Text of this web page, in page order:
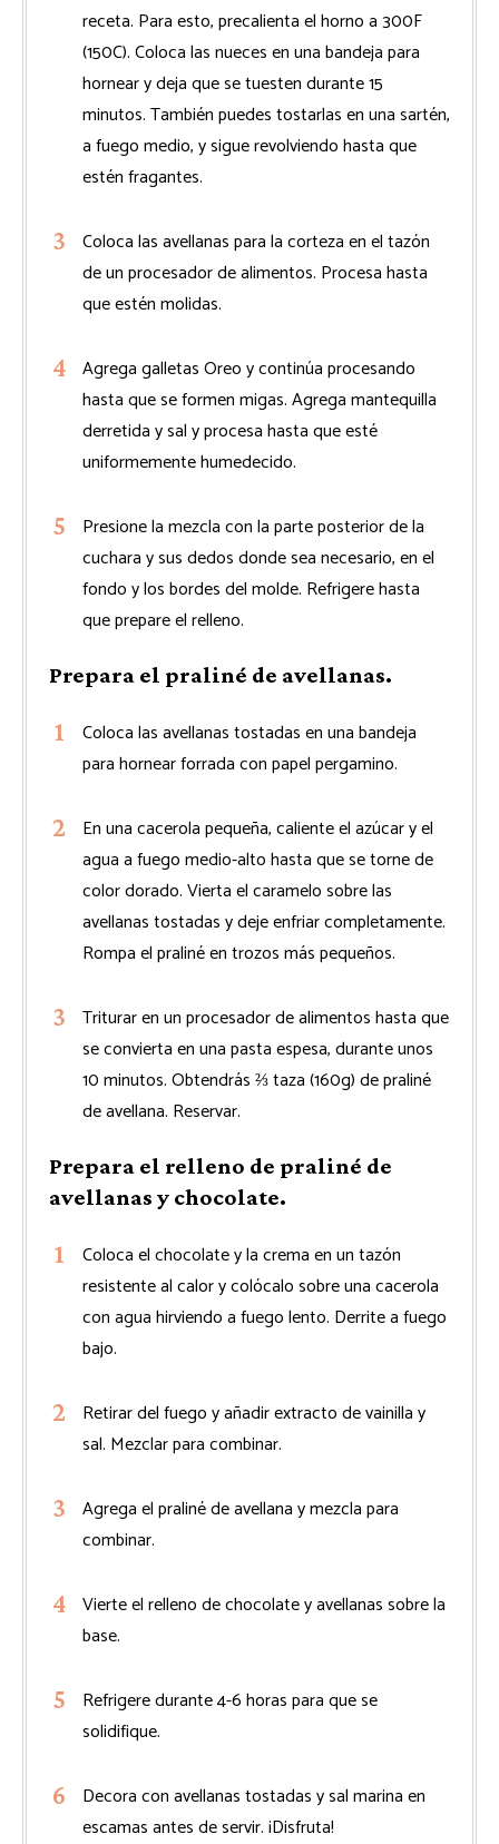
receta. Para esto, precalienta el horno a 300F
(150C). Coloca las nueces en una bandeja para
hornear y deja que se tuesten durante 15
minutos. También puedes tostarlas en una sartén,
a fuego medio, y sigue revolviendo hasta que
estén fragantes.
Coloca las avellanas para la corteza en el tazón
de un procesador de alimentos. Procesa hasta
que estén molidas.
Agrega galletas Oreo y continúa procesando
hasta que se formen migas. Agrega mantequilla
derretida y sal y procesa hasta que esté
uniformemente humedecido.
Presione la mezcla con la parte posterior de la
cuchara y sus dedos donde sea necesario, en el
fondo y los bordes del molde. Refrigere hasta
que prepare el relleno.
Prepara el praliné de avellanas.
Coloca las avellanas tostadas en una bandeja
para hornear forrada con papel pergamino.
En una cacerola pequeña, caliente el azúcar y el
agua a fuego medio-alto hasta que se torne de
color dorado. Vierta el caramelo sobre las
avellanas tostadas y deje enfriar completamente.
Rompa el praliné en trozos más pequeños.
Triturar en un procesador de alimentos hasta que
se convierta en una pasta espesa, durante unos
10 minutos. Obtendrás ⅔ taza (160g) de praliné
de avellana. Reservar.
Prepara el relleno de praliné de
avellanas y chocolate.
Coloca el chocolate y la crema en un tazón
resistente al calor y colócalo sobre una cacerola
con agua hirviendo a fuego lento. Derrite a fuego
bajo.
Retirar del fuego y añadir extracto de vainilla y
sal. Mezclar para combinar.
Agrega el praliné de avellana y mezcla para
combinar.
Vierte el relleno de chocolate y avellanas sobre la
base.
Refrigere durante 4-6 horas para que se
solidifique.
Decora con avellanas tostadas y sal marina en
escamas antes de servir. ¡Disfruta!